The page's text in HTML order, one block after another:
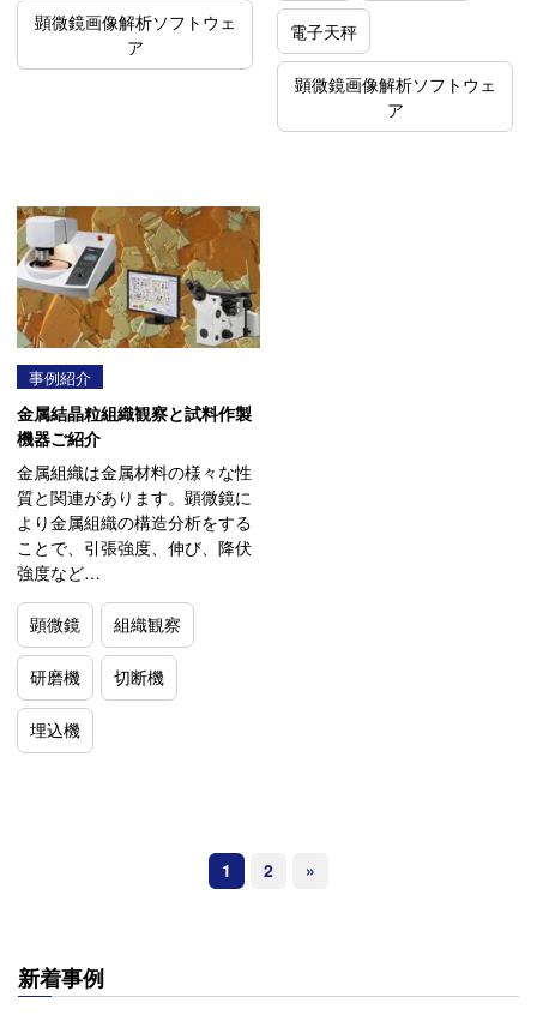
顕微鏡画像解析ソフトウェ
ア
電子天秤
顕微鏡画像解析ソフトウェ
ア
事例紹介
金属結晶粒組織観察と試料作製
機器ご紹介
金属組織は金属材料の様々な性
質と関連があります。顕微鏡に
より金属組織の構造分析をする
ことで、引張強度、伸び、降伏
強度など…
顕微鏡 組織観察
研磨機 切断機
埋込機
1 2 »
新着事例